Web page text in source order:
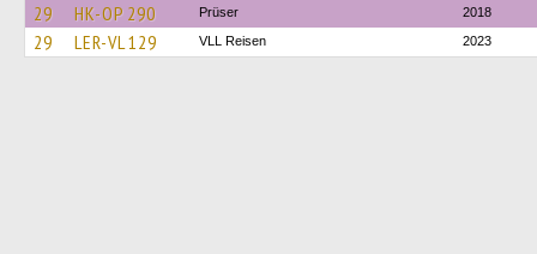
29 HK-OP 290 Prüser 2018
29 LER-VL 129 VLL Reisen 2023